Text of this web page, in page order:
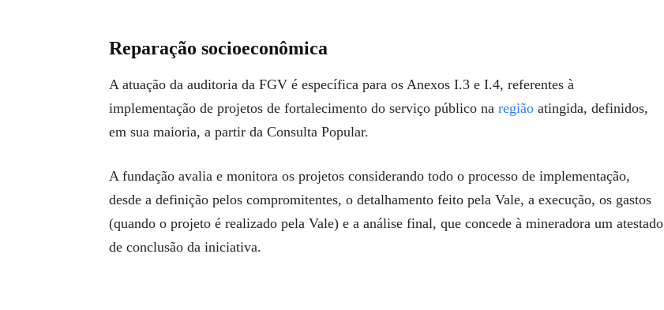
Reparação socioeconômica
A atuação da auditoria da FGV é específica para os Anexos I.3 e I.4, referentes à
implementação de projetos de fortalecimento do serviço público na região atingida, definidos,
em sua maioria, a partir da Consulta Popular.
A fundação avalia e monitora os projetos considerando todo o processo de implementação,
desde a definição pelos compromitentes, o detalhamento feito pela Vale, a execução, os gastos
(quando o projeto é realizado pela Vale) e a análise final, que concede à mineradora um atestado
de conclusão da iniciativa.